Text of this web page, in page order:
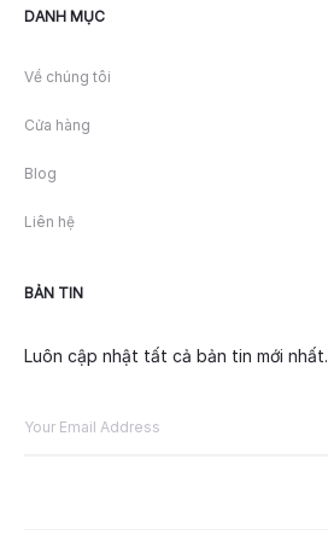
DANH MỤC
Về chúng tôi
Cửa hàng
Blog
Liên hệ
BẢN TIN
Luôn cập nhật tất cả bản tin mới nhất.